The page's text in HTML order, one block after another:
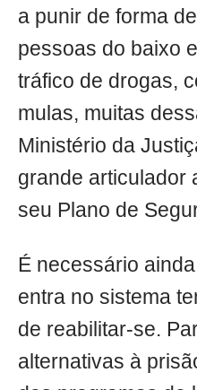
a punir de forma
pessoas do baixo
tráfico de drogas,
mulas, muitas
Ministério da
grande articulador
seu Plano de
É necessário
entra no sistema
de reabilitar-se.
alternativas à